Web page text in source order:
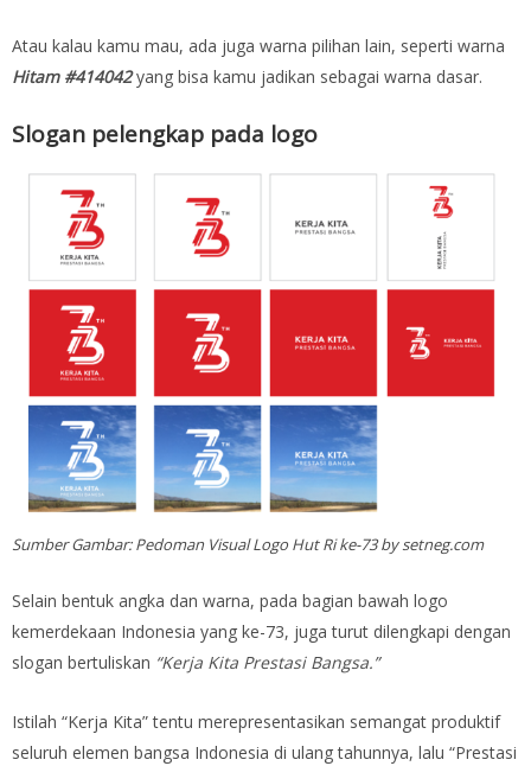
Atau kalau kamu mau, ada juga warna pilihan lain, seperti warna
Hitam #414042yang bisa kamu jadikan sebagai warna dasar.
Slogan pelengkap pada logo
Sumber Gambar: Pedoman Visual Logo Hut Ri ke-73 by setneg.com
Selain bentuk angka dan warna, pada bagian bawah logo
kemerdekaan Indonesia yang ke-73, juga turut dilengkapi dengan
slogan bertuliskan “Kerja Kita Prestasi Bangsa.”
Istilah “Kerja Kita” tentu merepresentasikan semangat produktif
seluruh elemen bangsa Indonesia di ulang tahunnya, lalu “Prestasi